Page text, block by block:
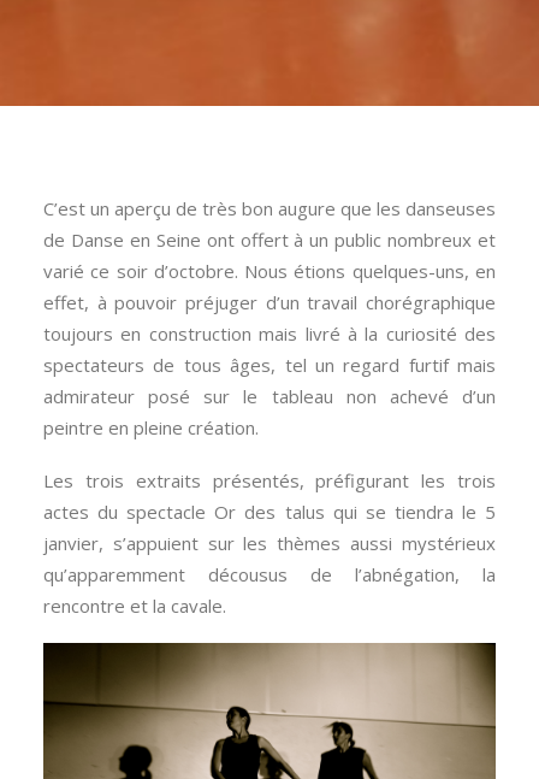
C’est un aperçu de très bon augure que les danseuses
de Danse en Seine ont offert à un public nombreux et
varié ce soir d’octobre. Nous étions quelques-uns, en
effet, à pouvoir préjuger d’un travail chorégraphique
toujours en construction mais livré à la curiosité des
spectateurs de tous âges, tel un regard furtif mais
admirateur posé sur le tableau non achevé d’un
peintre en pleine création.
Les trois extraits présentés, préfigurant les trois
actes du spectacle Or des talus qui se tiendra le 5
janvier, s’appuient sur les thèmes aussi mystérieux
qu’apparemment décousus de l’abnégation, la
rencontre et la cavale.